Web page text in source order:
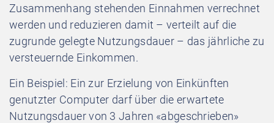
Zusammenhang stehenden Einnahmen verrechnet
werden und reduzieren damit – verteilt auf die
zugrunde gelegte Nutzungsdauer – das jährliche zu
versteuernde Einkommen.
Ein Beispiel: Ein zur Erzielung von Einkünften
genutzter Computer darf über die erwartete
Nutzungsdauer von 3 Jahren «abgeschrieben»